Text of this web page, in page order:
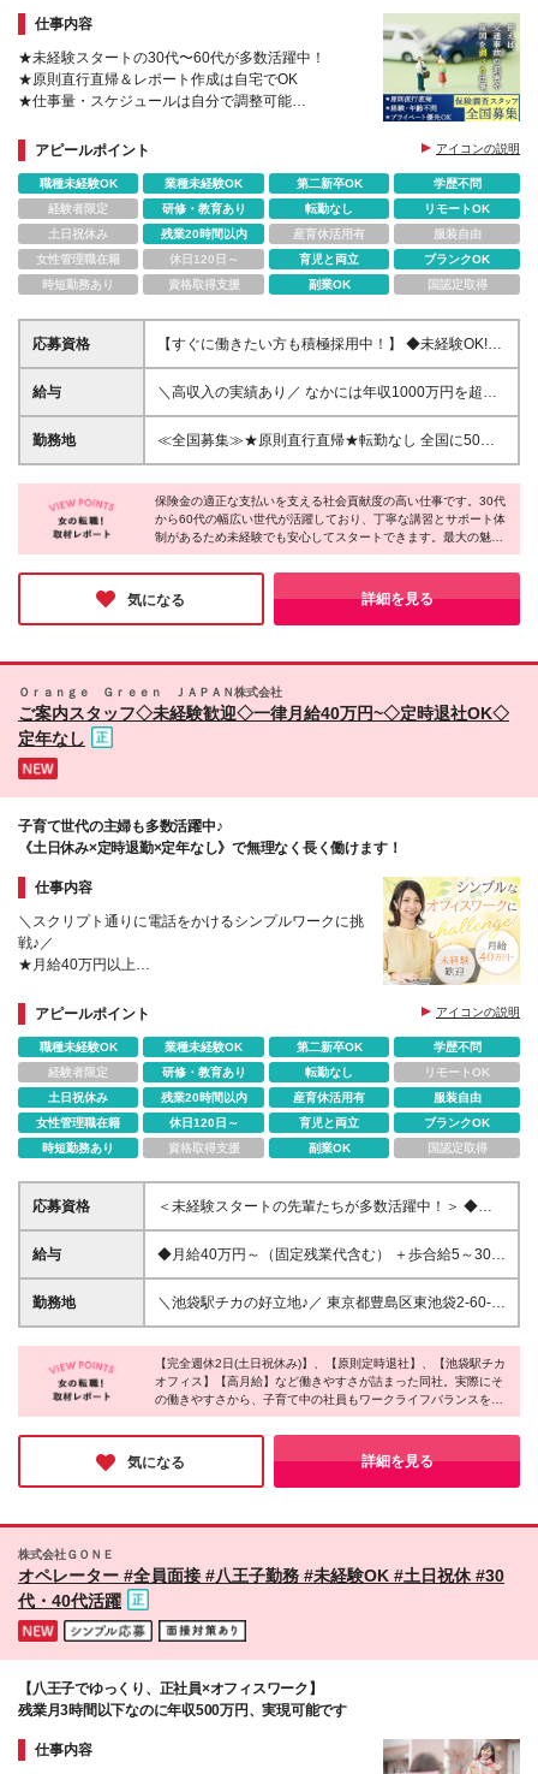
仕事内容
★未経験スタートの30代〜60代が多数活躍中！
★原則直行直帰＆レポート作成は自宅でOK
★仕事量・スケジュールは自分で調整可能
ートあり
アピールポイント アイコンの説明
職種未経験OK 業種未経験OK 第二新卒OK
学歴不問
経験者限定
研修・教育あり 転勤なし
リモートOK
土日祝休み
残業20時間以内 産育休活用有
服装自由
女性管理職在籍
休日120日～ 育児と両立
ブランクOK
時短勤務あり
資格取得支援 副業OK 国認定取得
応募資格
【すぐに働きたい方も積極採用中！】 ◆未経験OK!30
代～60代の女性が多数活躍中 ◆特別な知識や経験は
一切不問です! ◆学歴不問 ＼こんな方にピッタリです!
たい方 ★これまでの人生経験を活かして、新しい仕
事に挑戦したい方 ★頑張った分だけしっかり収入に
にじっくり耳を傾けるのが好きな方
給与
＼高収入の実績あり／ なかには年収1000万円を超え
る方もいらっしゃいます！ 【完全出来高報酬制】 ★
仕事に慣れるまで収入をサポート 1か月目：報酬が通
報酬の例＊＊＊ ・事故原因調査（4箇所確認）…1万
5000円～ ・有無責／不正請求疑義調査（自動車案
件）…2万円～ ・医療調査（1箇所確認）…1万7000
キル・実績を加味したものになります
勤務地
≪全国募集≫★原則直行直帰★転勤なし 全国に50拠
点以上を展開していますので、現在お住まいの地域で
働けます。また、原則直行直帰で調査を行い、レポー
ト作成はご自宅にて行うことができるため、自分のペ
ースで働けます。 ※レポート提出や当社規定により最
寄りの拠点にご来社いただく必要があります ★拠点
一覧 ⇒https://www.sonpo-r.co.jp/corp-info/offices.html
※(変更の範囲)上記を除く当社関連勤務地
保険金の適正な支払いを支える社会貢献度の高い仕事です。30代
から60代の幅広い世代が活躍しており、丁寧な講習とサポート体
制があるため未経験でも安心してスタートできます。最大の魅力
は、原則直行直帰で働く時間や場所を自身でコントロールできる
自由度の高さ！家事との両立やセカンドキャリアの構築など、こ
れまでの人生経験を活かしながら全国どこでも自分らしく働きた
い方にピッタリです！
気になる 詳細を見る
Ｏｒａｎｇｅ Ｇｒｅｅｎ ＪＡＰＡＮ株式会社
ご案内スタッフ◇未経験歓迎◇一律月給40万円~◇定時退社OK◇
定年なし
子育て世代の主婦も多数活躍中♪
《土日休み×定時退勤×定年なし》で無理なく長く働けます！
仕事内容
＼スクリプト通りに電話をかけるシンプルワークに挑
戦♪／
★月給40万円以上
★残業ほぼなし・土日祝休み
★定年なし！30代～60代が多数活躍中
アピールポイント アイコンの説明
職種未経験OK 業種未経験OK 第二新卒OK
学歴不問
経験者限定
研修・教育あり 転勤なし
リモートOK
土日祝休み
残業20時間以内 産育休活用有
服装自由
女性管理職在籍
休日120日～ 育児と両立
ブランクOK
時短勤務あり
資格取得支援 副業OK 国認定取得
応募資格
＜未経験スタートの先輩たちが多数活躍中！＞ ◆学
歴不問 ◆業種・職種未経験者歓迎 ★第二新卒や社会
人未経験、 オフィスワークが初めての方もご応募下
給与
◆月給40万円～（固定残業代含む） ＋歩合給5～30%
＋役職手当2～20万円＋報奨金～2万円 ※上記は最低
保証額となります。 ※経験・年齢・能力等を考慮の
記を超える時間外労働分は追加で支給。 ※試用期間3
か月あり ・月給35万円（固定残業代含む）＋歩合給5
～30% ・固定残業代は時間外労働に関わらず月20時
績により期間が変動（短縮）する場合あり ・その他
待遇に差異なし ★希望があればほかの職種にキャリ
アチェンジも可能です！お気軽にご相談ください♪
勤務地
＼池袋駅チカの好立地♪／ 東京都豊島区東池袋2-60-3
グレイスロータリービル05F (変更の範囲)上記を除く
当社関連勤務地
【完全週休2日(土日祝休み)】、【原則定時退社】、【池袋駅チカ
オフィス】【高月給】など働きやすさが詰まった同社。実際にそ
の働きやすさから、子育て中の社員もワークライフバランスを大
事にしながら活躍しているそう！教育体制がしっかりしているの
で経験や年齢を気にせず入社できるとのことでした。安定的にし
っかり稼げて、プライベートとのメリハリをつけられるので、働
きやすさ重視の方にピッタリの環境です♪
気になる 詳細を見る
株式会社ＧＯＮＥ
オペレーター #全員面接 #八王子勤務 #未経験OK #土日祝休 #30
代・40代活躍
【八王子でゆっくり、正社員×オフィスワーク】
残業月3時間以下なのに年収500万円、実現可能です
仕事内容